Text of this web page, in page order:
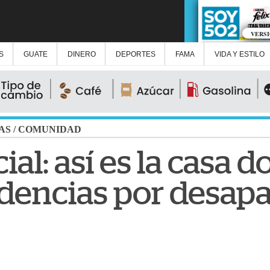
GUATE DINERO DEPORTES FAMA VIDA Y ESTILO
/COMUNIDAD
así es la casa
por